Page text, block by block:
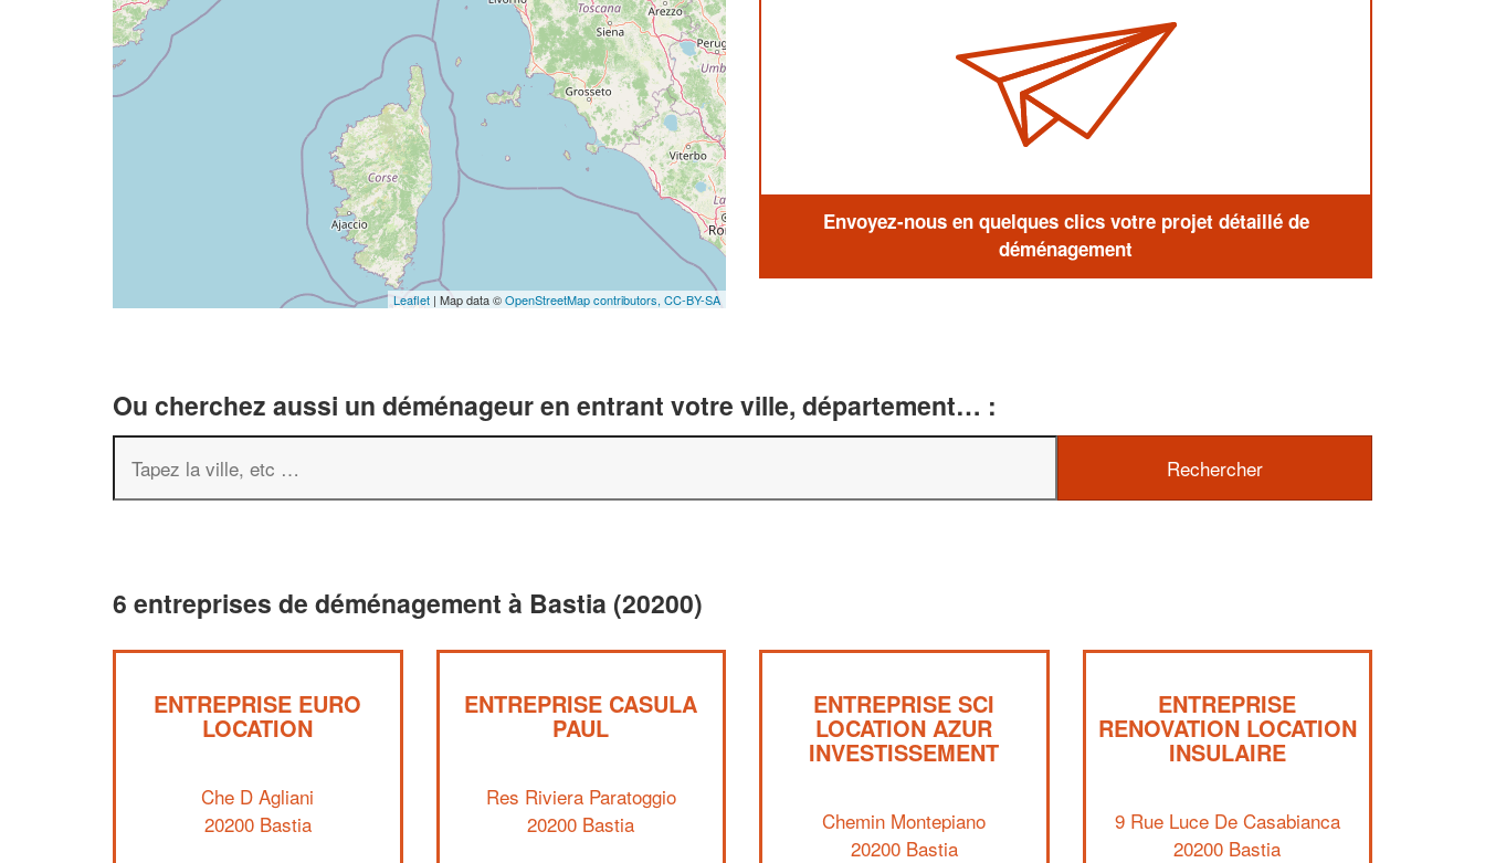
Leaflet | Map data ©OpenStreetMap contributors, CC-BY-SA
Envoyez-nous en quelques clics votre projet détaillé de
déménagement
Ou cherchez aussi un déménageur en entrant votre ville, département… :
6 entreprises de déménagement à Bastia (20200)
ENTREPRISE EURO
LOCATION
Che D Agliani
20200 Bastia
ENTREPRISE CASULA
PAUL
Res Riviera Paratoggio
20200 Bastia
ENTREPRISE SCI
LOCATION AZUR
INVESTISSEMENT
Chemin Montepiano
20200 Bastia
ENTREPRISE
RENOVATION LOCATION
INSULAIRE
9 Rue Luce De Casabianca
20200 Bastia